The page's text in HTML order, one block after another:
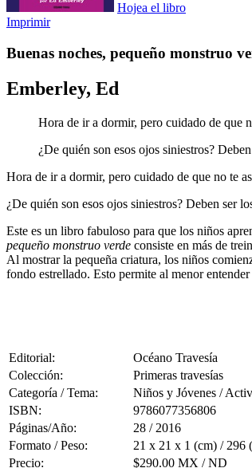
Hojea el libro
Imprimir
Buenas noches, pequeño monstruo
Emberley, Ed
Hora de ir a dormir, pero cuidado de que
¿De quién son esos ojos siniestros?
Hora de ir a dormir, pero cuidado de que no te
¿De quién son esos ojos siniestros? Deben ser
Este es un libro fabuloso para que los niños
pequeño monstruo verde consiste en más de
Al mostrar la pequeña criatura, los niños
fondo estrellado. Esto permite al menor
Editorial:
Océano Travesía
Colección:
Primeras travesías
Categoría / Tema:
Niños y Jóvenes /
ISBN:
9786077356806
Páginas/Año:
28 / 2016
Formato / Peso:
21 x 21 x 1 (cm) / 296
Precio:
$290.00 MX / ND